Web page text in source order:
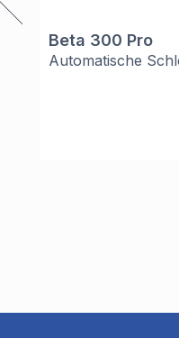
Beta 300 Pro
Automatische